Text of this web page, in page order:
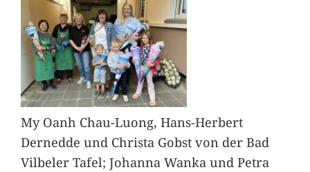
My Oanh Chau-Luong, Hans-Herbert
Dernedde und Christa Gobst von der Bad
Vilbeler Tafel; Johanna Wanka und Petra